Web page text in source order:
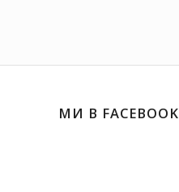
МИ В FACEBOOK